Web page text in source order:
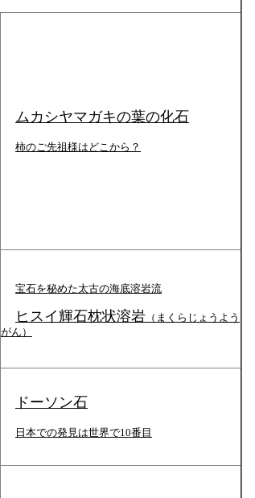
ムカシヤマガキの葉の化石
柿のご先祖様はどこから？
宝石を秘めた太古の海底溶岩流
ヒスイ輝石枕状溶岩 （まくらじょうよう
がん）
ドーソン石
日本での発見は世界で10番目